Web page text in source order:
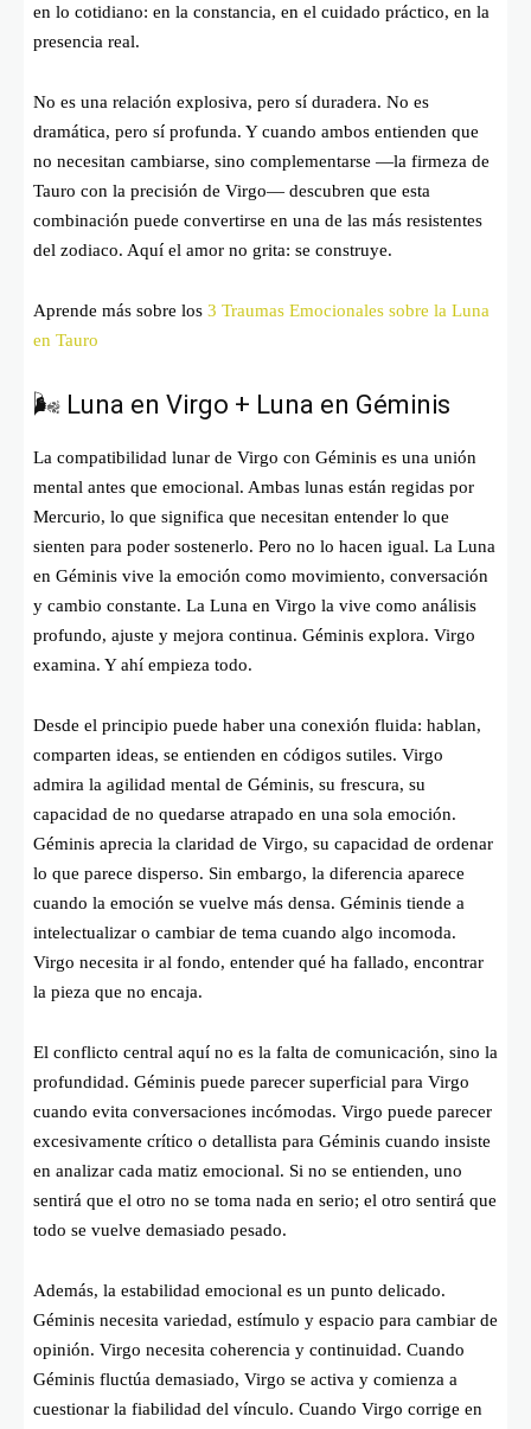
en lo cotidiano: en la constancia, en el cuidado práctico, en la
presencia real.
No es una relación explosiva, pero sí duradera. No es
dramática, pero sí profunda. Y cuando ambos entienden que
no necesitan cambiarse, sino complementarse —la firmeza de
Tauro con la precisión de Virgo— descubren que esta
combinación puede convertirse en una de las más resistentes
del zodiaco. Aquí el amor no grita: se construye.
Aprende más sobre los 3 Traumas Emocionales sobre la Luna
en Tauro
🌬️ Luna en Virgo + Luna en Géminis
La compatibilidad lunar de Virgo con Géminis es una unión
mental antes que emocional. Ambas lunas están regidas por
Mercurio, lo que significa que necesitan entender lo que
sienten para poder sostenerlo. Pero no lo hacen igual. La Luna
en Géminis vive la emoción como movimiento, conversación
y cambio constante. La Luna en Virgo la vive como análisis
profundo, ajuste y mejora continua. Géminis explora. Virgo
examina. Y ahí empieza todo.
Desde el principio puede haber una conexión fluida: hablan,
comparten ideas, se entienden en códigos sutiles. Virgo
admira la agilidad mental de Géminis, su frescura, su
capacidad de no quedarse atrapado en una sola emoción.
Géminis aprecia la claridad de Virgo, su capacidad de ordenar
lo que parece disperso. Sin embargo, la diferencia aparece
cuando la emoción se vuelve más densa. Géminis tiende a
intelectualizar o cambiar de tema cuando algo incomoda.
Virgo necesita ir al fondo, entender qué ha fallado, encontrar
la pieza que no encaja.
El conflicto central aquí no es la falta de comunicación, sino la
profundidad. Géminis puede parecer superficial para Virgo
cuando evita conversaciones incómodas. Virgo puede parecer
excesivamente crítico o detallista para Géminis cuando insiste
en analizar cada matiz emocional. Si no se entienden, uno
sentirá que el otro no se toma nada en serio; el otro sentirá que
todo se vuelve demasiado pesado.
Además, la estabilidad emocional es un punto delicado.
Géminis necesita variedad, estímulo y espacio para cambiar de
opinión. Virgo necesita coherencia y continuidad. Cuando
Géminis fluctúa demasiado, Virgo se activa y comienza a
cuestionar la fiabilidad del vínculo. Cuando Virgo corrige en